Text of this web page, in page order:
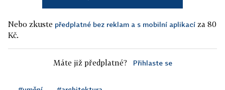
Nebo zkuste předplatné bez reklam a s mobilní aplikací za 80
Kč.
Máte již předplatné? Přihlaste se